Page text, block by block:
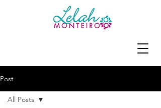
Post
All Posts